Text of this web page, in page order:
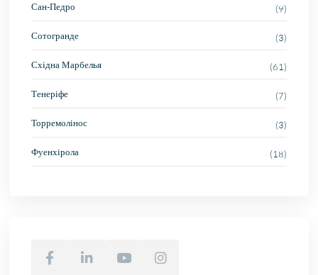
Сан-Педро (9)
Сотогранде (3)
Східна Марбелья (61)
Тенеріфе (7)
Торремолінос (3)
Фуенхірола (18)